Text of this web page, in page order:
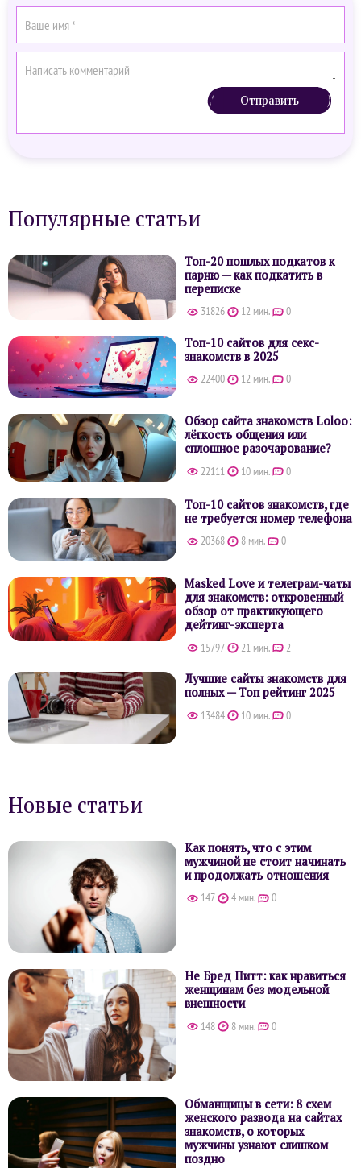
Отправить
Популярные статьи
Топ-20 пошлых подкатов к
парню — как подкатить в
переписке
31826 12 мин. 0
Топ-10 сайтов для секс-
знакомств в 2025
22400 12 мин. 0
Обзор сайта знакомств Loloo:
лёгкость общения или
сплошное разочарование?
22111 10 мин. 0
Топ-10 сайтов знакомств, где
не требуется номер телефона
20368 8 мин. 0
Masked Love и телеграм-чаты
для знакомств: откровенный
обзор от практикующего
дейтинг-эксперта
15797 21 мин. 2
Лучшие сайты знакомств для
полных — Топ рейтинг 2025
13484 10 мин. 0
Новые статьи
Как понять, что с этим
мужчиной не стоит начинать
и продолжать отношения
147 4 мин. 0
Не Бред Питт: как нравиться
женщинам без модельной
внешности
148 8 мин. 0
Обманщицы в сети: 8 схем
женского развода на сайтах
знакомств, о которых
мужчины узнают слишком
поздно